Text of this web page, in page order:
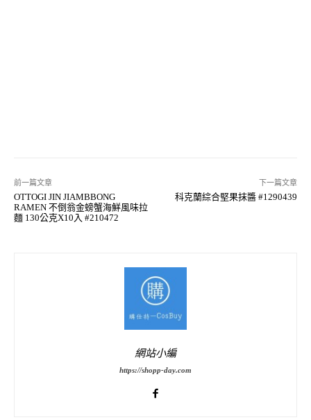
前一篇文章
OTTOGI JIN JIAMBBONG
RAMEN 不倒翁金螃蟹海鮮風味拉
麵 130公克X10入 #210472
下一篇文章
科克蘭綜合堅果抹醬 #1290439
網站小編
https://shopp-day.com